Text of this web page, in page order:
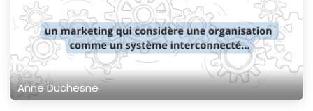
Anne Duchesne